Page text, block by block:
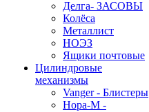
Делга- ЗАСОВЫ
Колёса
Металлист
НОЭЗ
Ящики почтовые
Цилиндровые
механизмы
Vanger - Блистеры
Нора-М -